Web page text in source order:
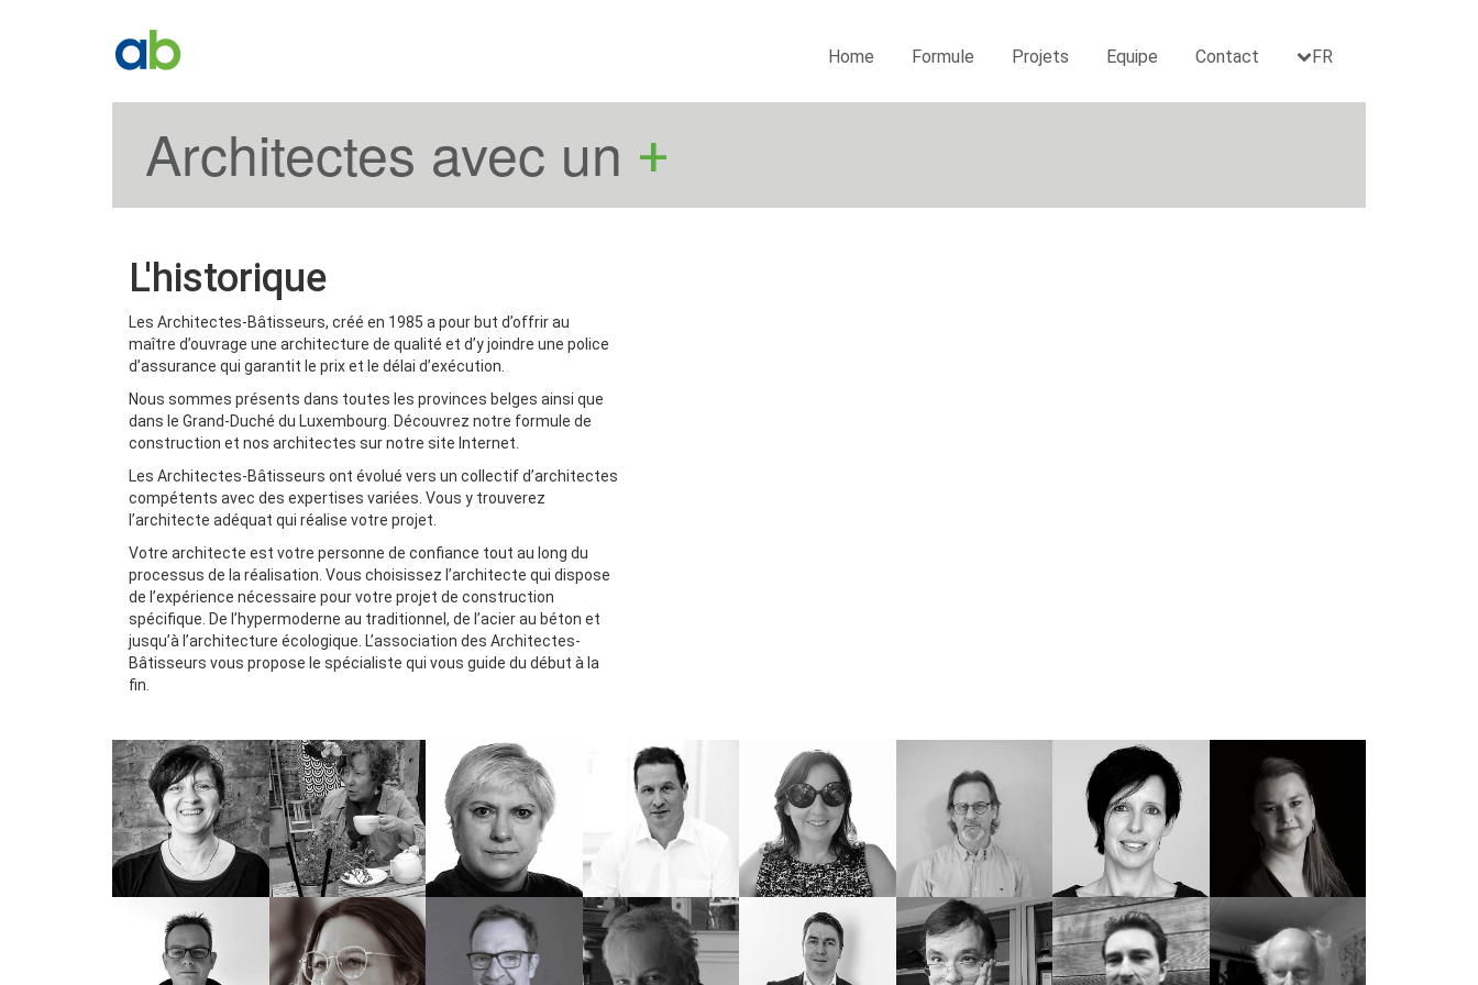
Home Formule Projets Equipe Contact FR
Architectes avec un +
L'historique
Les Architectes-Bâtisseurs, créé en 1985 a pour but d’offrir au
maître d’ouvrage une architecture de qualité et d’y joindre une police
d’assurance qui garantit le prix et le délai d’exécution.
Nous sommes présents dans toutes les provinces belges ainsi que
dans le Grand-Duché du Luxembourg. Découvrez notre formule de
construction et nos architectes sur notre site Internet.
Les Architectes-Bâtisseurs ont évolué vers un collectif d’architectes
compétents avec des expertises variées. Vous y trouverez
l’architecte adéquat qui réalise votre projet.
Votre architecte est votre personne de confiance tout au long du
processus de la réalisation. Vous choisissez l’architecte qui dispose
de l’expérience nécessaire pour votre projet de construction
spécifique. De l’hypermoderne au traditionnel, de l’acier au béton et
jusqu’à l’architecture écologique. L’association des Architectes-
Bâtisseurs vous propose le spécialiste qui vous guide du début à la
fin.